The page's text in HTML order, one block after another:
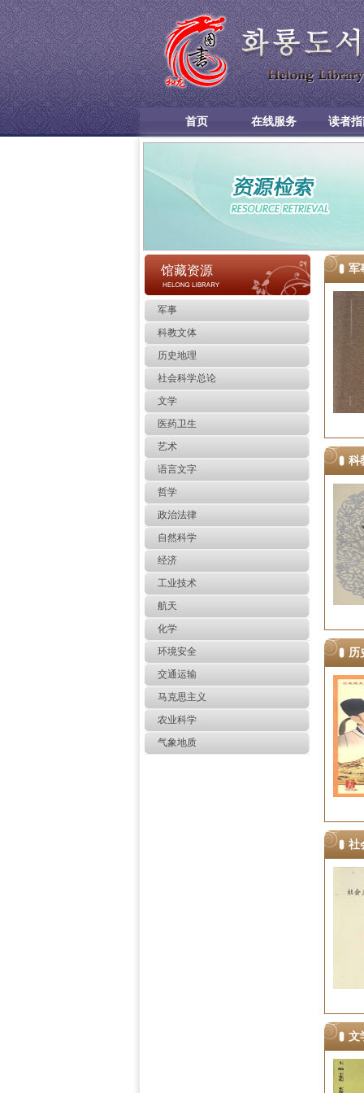
首页 在线服务 读者指
馆藏资源
军事
科教文体
历史地理
社会科学总论
文学
医药卫生
艺术
语言文字
哲学
政治法律
自然科学
经济
工业技术
航天
化学
环境安全
交通运输
马克思主义
农业科学
气象地质
军
科
历
社
文